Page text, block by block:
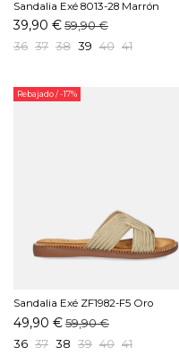
Sandalia Exé 8013-28 Marrón
39,90 €59,90 €
36 37 38 39 40 41
Rebajado/ -17%
Sandalia Exé ZF1982-F5 Oro
49,90 €59,90 €
36 37 38 39 40 41